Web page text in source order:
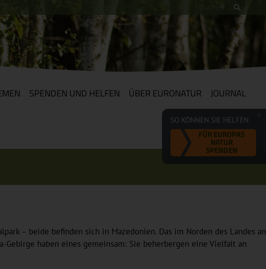
SPENDEN UND HELFEN ÜBER EURONATUR JOURNAL
SO KÖNNEN SIE HELFEN
FÜR EUROPAS
NATUR
SPENDEN
– beide befinden sich in Mazedonien. Das im Norden des Landes an
Gebirge haben eines gemeinsam: Sie beherbergen eine Vielfalt an